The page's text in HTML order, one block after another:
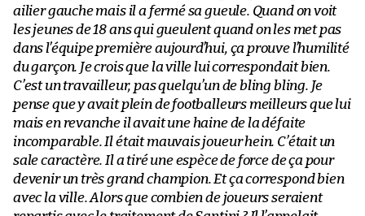
ailier gauche mais il a fermé sa gueule. Quand on voit
les jeunes de 18 ans qui gueulent quand on les met pas
dans l’équipe première aujourd’hui, ça prouve l’humilité
du garçon. Je crois que la ville lui correspondait bien.
C’est un travailleur, pas quelqu’un de bling bling. Je
pense que y avait plein de footballeurs meilleurs que lui
mais en revanche il avait une haine de la défaite
incomparable. Il était mauvais joueur hein. C’était un
sale caractère. Il a tiré une espèce de force de ça pour
devenir un très grand champion. Et ça correspond bien
avec la ville. Alors que combien de joueurs seraient